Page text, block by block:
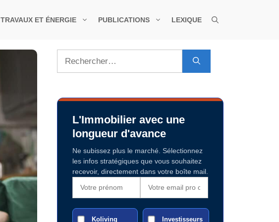
TRAVAUX ET ÉNERGIE PUBLICATIONS LEXIQUE
L'Immobilier avec une
longueur d'avance
Ne subissez plus le marché. Sélectionnez
les infos stratégiques que vous souhaitez
recevoir, directement dans votre boîte mail.
Koliving
Investisseurs